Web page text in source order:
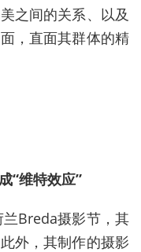
之间的关系、以及
，直面其群体的精
“维特效应”
兰Breda摄影节，其
外，其制作的摄影